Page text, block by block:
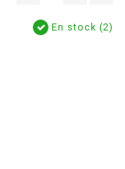
En stock (2)